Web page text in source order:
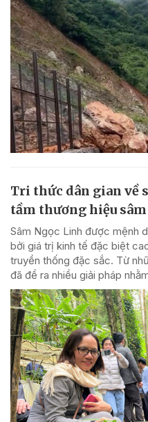
Tri thức dân gian về
tầm thương hiệu
Sâm Ngọc Linh được mệnh
bởi giá trị kinh tế đặc biệt
truyền thống đặc sắc. Từ
đã đề ra nhiều giải pháp